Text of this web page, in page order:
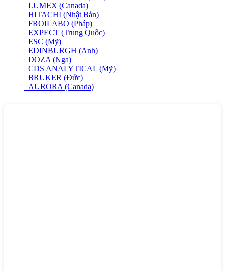
LUMEX (Canada)
HITACHI (Nhật Bản)
FROILABO (Pháp)
EXPECT (Trung Quốc)
ESC (Mỹ)
EDINBURGH (Anh)
DOZA (Nga)
CDS ANALYTICAL (Mỹ)
BRUKER (Đức)
AURORA (Canada)